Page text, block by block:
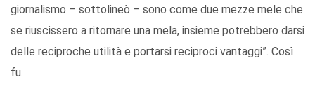
giornalismo – sottolineò – sono come due mezze mele che
se riuscissero a ritornare una mela, insieme potrebbero darsi
delle reciproche utilità e portarsi reciproci vantaggi”. Così
fu.